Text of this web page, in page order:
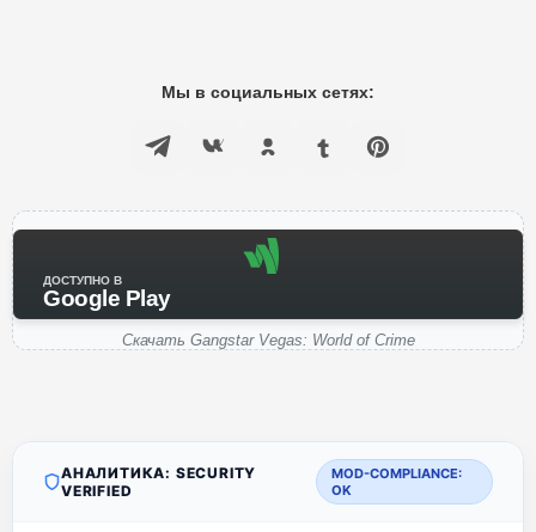
Мы в социальных сетях:
ДОСТУПНО В
Google Play
Скачать Gangstar Vegas: World of Crime
АНАЛИТИКА: SECURITY
VERIFIED
MOD-COMPLIANCE:
OK